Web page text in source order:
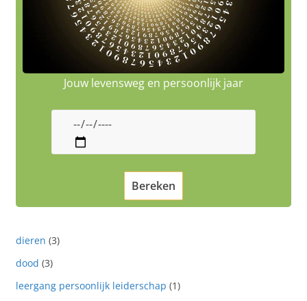
Jouw levensweg en persoonlijk jaar
dieren (3)
dood (3)
leergang persoonlijk leiderschap (1)